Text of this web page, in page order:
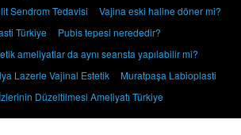
Sendrom Tedavisi
Vajina eski haline döner mi?
Türkiye
Pubis tepesi nerededir?
ameliyatlar da aynı seansta yapılabilir mi?
Lazerle Vajinal Estetik
Muratpaşa Labioplasti
Düzeltilmesi Ameliyatı Türkiye